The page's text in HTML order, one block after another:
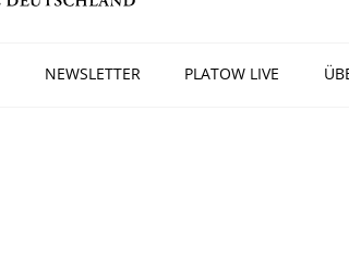
NEWSLETTER PLATOW LIVE